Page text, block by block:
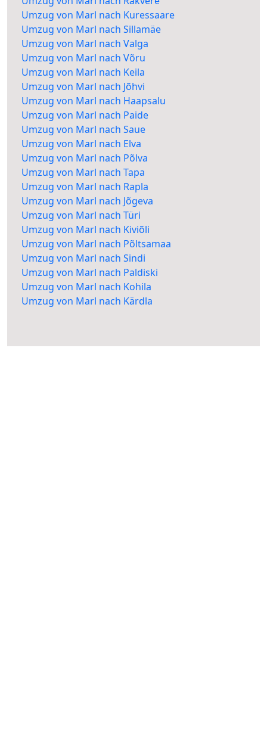
Umzug von Marl nach Kuressaare
Umzug von Marl nach Sillamäe
Umzug von Marl nach Valga
Umzug von Marl nach Võru
Umzug von Marl nach Keila
Umzug von Marl nach Jõhvi
Umzug von Marl nach Haapsalu
Umzug von Marl nach Paide
Umzug von Marl nach Saue
Umzug von Marl nach Elva
Umzug von Marl nach Põlva
Umzug von Marl nach Tapa
Umzug von Marl nach Rapla
Umzug von Marl nach Jõgeva
Umzug von Marl nach Türi
Umzug von Marl nach Kiviõli
Umzug von Marl nach Põltsamaa
Umzug von Marl nach Sindi
Umzug von Marl nach Paldiski
Umzug von Marl nach Kohila
Umzug von Marl nach Kärdla